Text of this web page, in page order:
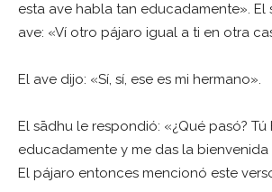
esta ave habla tan educadamente». El
ave: «Ví otro pájaro igual a ti en otra
El ave dijo: «Sí, sí, ese es mi hermano».
El sādhu le respondió: «¿Qué pasó? Tú
educadamente y me das la
El pájaro entonces mencionó este